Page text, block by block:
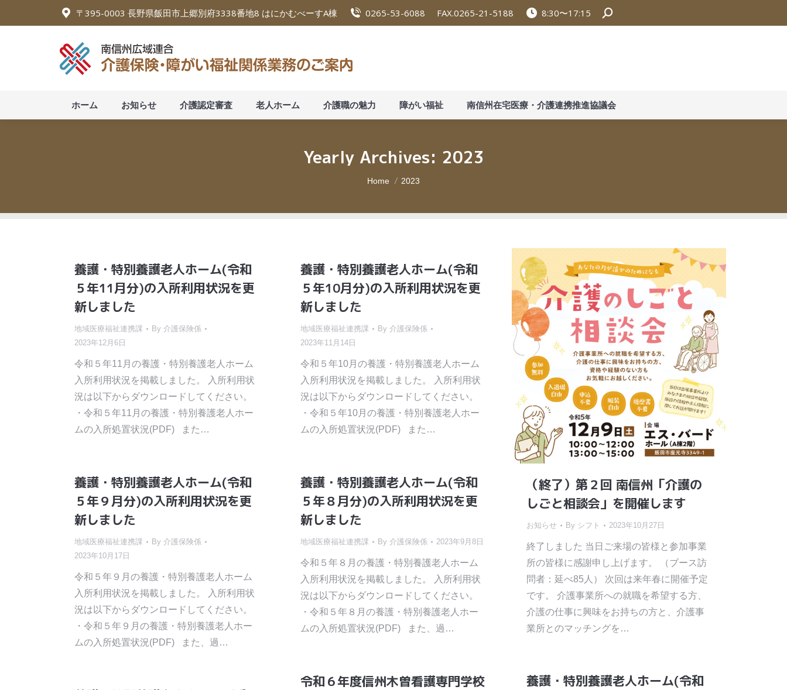
〒395-0003 長野県飯田市上郷別府3338番地8 はにかむべーすA棟 0265-53-6088 FAX.0265-21-5188 8:30〜17:15 Search:
ホーム お知らせ 介護認定審査 老人ホーム 介護職の魅力 障がい福祉 南信州在宅医療・介護連携推進協議会
Yearly Archives: 2023
Home 2023
養護・特別養護老人ホーム(令和
５年11月分)の入所利用状況を更
新しました
地域医療福祉連携課 By 介護保険係
2023年12月6日
令和５年11月の養護・特別養護老人ホーム
入所利用状況を掲載しました。 入所利用状
況は以下からダウンロードしてください。
・令和５年11月の養護・特別養護老人ホー
ムの入所処置状況(PDF) また…
養護・特別養護老人ホーム(令和
５年10月分)の入所利用状況を更
新しました
地域医療福祉連携課 By 介護保険係
2023年11月14日
令和５年10月の養護・特別養護老人ホーム
入所利用状況を掲載しました。 入所利用状
況は以下からダウンロードしてください。
・令和５年10月の養護・特別養護老人ホー
ムの入所処置状況(PDF) また…
（終了）第２回 南信州「介護の
しごと相談会」を開催します
お知らせ By シフト 2023年10月27日
終了しました 当日ご来場の皆様と参加事業
所の皆様に感謝申し上げます。 （ブース訪
問者：延べ85人） 次回は来年春に開催予定
です。 介護事業所への就職を希望する方、
介護の仕事に興味をお持ちの方と、介護事
業所とのマッチングを…
養護・特別養護老人ホーム(令和
５年９月分)の入所利用状況を更
新しました
地域医療福祉連携課 By 介護保険係
2023年10月17日
令和５年９月の養護・特別養護老人ホーム
入所利用状況を掲載しました。 入所利用状
況は以下からダウンロードしてください。
・令和５年９月の養護・特別養護老人ホー
ムの入所処置状況(PDF) また、過…
養護・特別養護老人ホーム(令和
５年８月分)の入所利用状況を更
新しました
地域医療福祉連携課 By 介護保険係 2023年9月8日
令和５年８月の養護・特別養護老人ホーム
入所利用状況を掲載しました。 入所利用状
況は以下からダウンロードしてください。
・令和５年８月の養護・特別養護老人ホー
ムの入所処置状況(PDF) また、過…
養護・特別養護老人ホーム(令和
令和６年度信州木曽看護専門学校
ホーム お知らせ 介護認定審査 老人ホーム 介護職の魅力 障がい福祉 南信州在宅医療・介護連携推進協議会